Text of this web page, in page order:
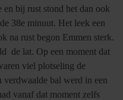
bij rust stond het dan ook
38e minuut. Het leek een
na rust begon Emmen sterk.
de lat. Op een moment dat
viel plotseling de
verdwaalde bal werd in een
vanaf dat moment zelfs